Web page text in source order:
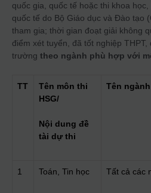
quốc gia, quốc tế hoặc thi khoa học,
quốc tế do Bộ Giáo dục và Đào tạo
tham gia; thời gian đoạt giải không
điểm xét tuyển, đã tốt nghiệp
trường theo ngành phù hợp với
TT
Tên môn thi
HSG/
Nội dung đề
tài dự thi
Tên
1 Toán, Tin học Tất cả các